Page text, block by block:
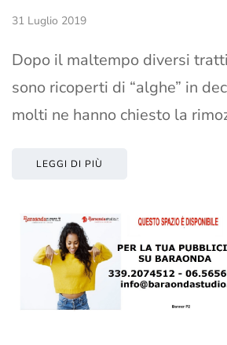
31 Luglio 2019
Dopo il maltempo diversi
sono ricoperti di “alghe” in
molti ne hanno chiesto la
LEGGI DI PIÙ